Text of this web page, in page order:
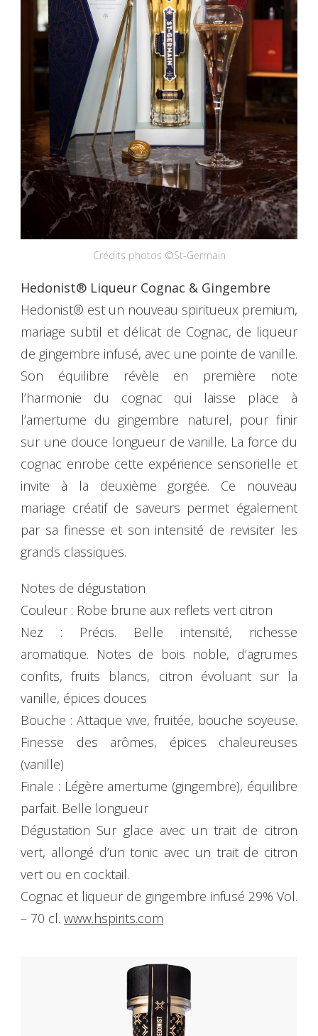
Crédits photos ©St-Germain
Hedonist® Liqueur Cognac & Gingembre
Hedonist® est un nouveau spiritueux premium,
mariage subtil et délicat de Cognac, de liqueur
de gingembre infusé, avec une pointe de vanille.
Son équilibre révèle en première note
l’harmonie du cognac qui laisse place à
l’amertume du gingembre naturel, pour finir
sur une douce longueur de vanille. La force du
cognac enrobe cette expérience sensorielle et
invite à la deuxième gorgée. Ce nouveau
mariage créatif de saveurs permet également
par sa finesse et son intensité de revisiter les
grands classiques.
Notes de dégustation
Couleur : Robe brune aux reflets vert citron
Nez : Précis. Belle intensité, richesse
aromatique. Notes de bois noble, d’agrumes
confits, fruits blancs, citron évoluant sur la
vanille, épices douces
Bouche : Attaque vive, fruitée, bouche soyeuse.
Finesse des arômes, épices chaleureuses
(vanille)
Finale : Légère amertume (gingembre), équilibre
parfait. Belle longueur
Dégustation Sur glace avec un trait de citron
vert, allongé d’un tonic avec un trait de citron
vert ou en cocktail.
Cognac et liqueur de gingembre infusé 29% Vol.
– 70 cl. www.hspirits.com